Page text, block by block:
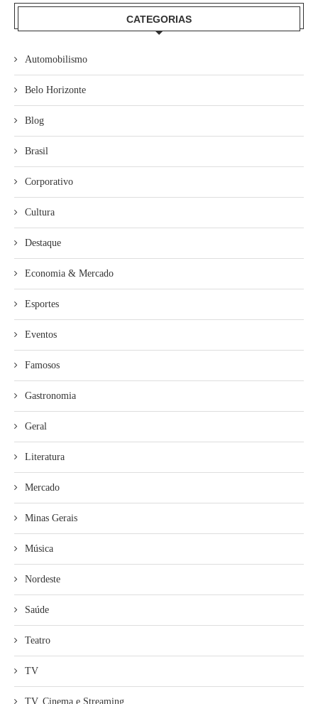
CATEGORIAS
Automobilismo
Belo Horizonte
Blog
Brasil
Corporativo
Cultura
Destaque
Economia & Mercado
Esportes
Eventos
Famosos
Gastronomia
Geral
Literatura
Mercado
Minas Gerais
Música
Nordeste
Saúde
Teatro
TV
TV, Cinema e Streaming